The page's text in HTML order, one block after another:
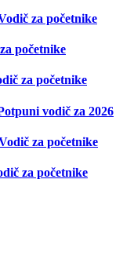
za početnike
početnike
za početnike
vodič za 2026
za početnike
za početnike